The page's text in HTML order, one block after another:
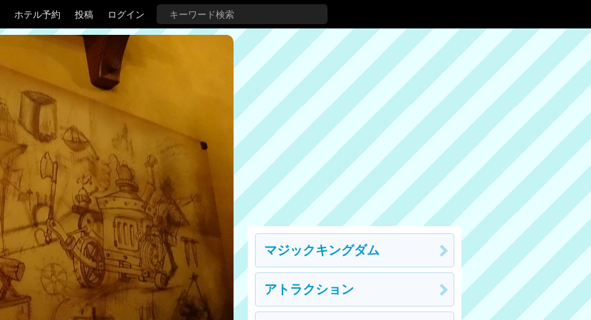
ホテル予約 投稿 ログイン
マジックキングダム
アトラクション